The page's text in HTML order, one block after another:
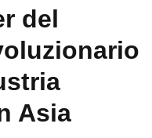
del
Asia